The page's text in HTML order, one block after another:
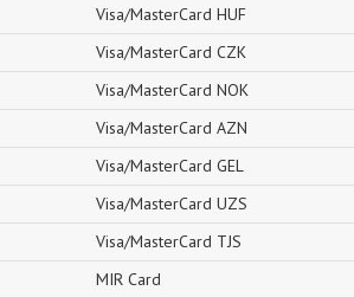
Visa/MasterCard HUF
Visa/MasterCard CZK
Visa/MasterCard NOK
Visa/MasterCard AZN
Visa/MasterCard GEL
Visa/MasterCard UZS
Visa/MasterCard TJS
MIR Card